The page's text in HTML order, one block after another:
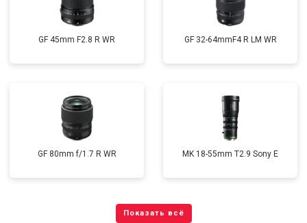
GF 45mm F2.8 R WR GF 32-64mmF4 R LM WR
GF 80mm f/1.7 R WR MK 18-55mm T2.9 Sony E